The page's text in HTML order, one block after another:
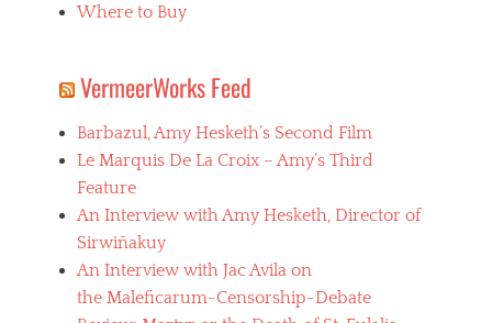
Where to Buy
VermeerWorks Feed
Barbazul, Amy Hesketh’s Second Film
Le Marquis De La Croix – Amy’s Third
Feature
An Interview with Amy Hesketh, Director of
Sirwiñakuy
An Interview with Jac Avila on
the Maleficarum-Censorship-Debate